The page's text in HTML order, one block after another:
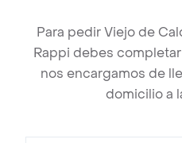
Para pedir Viejo de
Rappi debes
nos encargamos de
domicilio a